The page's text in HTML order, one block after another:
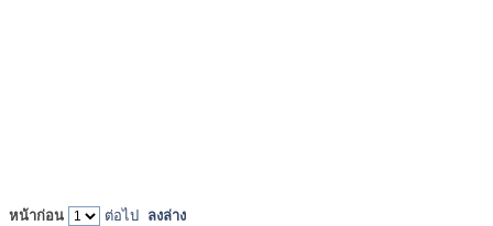
หน้าก่อน ต่อไป ลงล่าง